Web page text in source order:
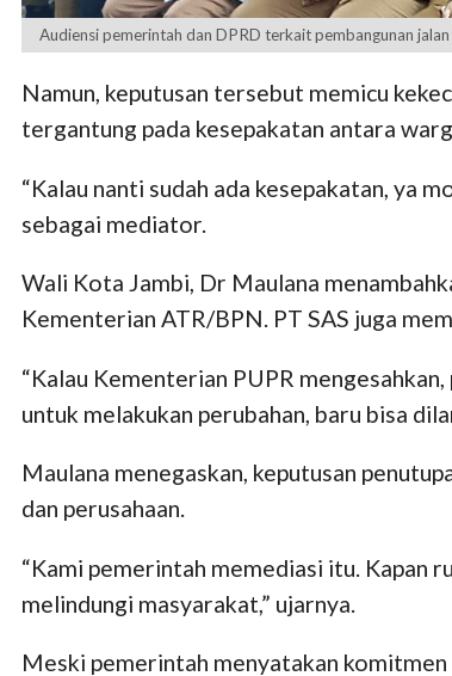
Audiensi pemerintah dan DPRD terkait pembangunan
Namun, keputusan tersebut memicu
tergantung pada kesepakatan antara
“Kalau nanti sudah ada kesepakatan, ya
sebagai mediator.
Wali Kota Jambi, Dr Maulana
Kementerian ATR/BPN. PT SAS juga
“Kalau Kementerian PUPR
untuk melakukan perubahan, baru bisa
Maulana menegaskan, keputusan
dan perusahaan.
“Kami pemerintah memediasi itu. Kapan
melindungi masyarakat,” ujarnya.
Meski pemerintah menyatakan